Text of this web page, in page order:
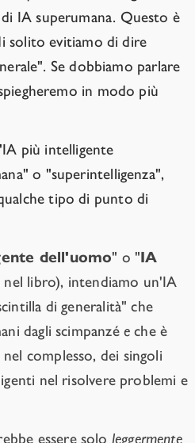
IA superumana. Questo è
solito evitiamo di dire
Se dobbiamo parlare
in modo più
più intelligente
o "superintelligenza",
tipo di punto di
dell'uomo" o "IA
nel libro), intendiamo un'IA
di generalità" che
dagli scimpanzé e che è
complesso, dei singoli
nel risolvere problemi e
essere solo leggermente